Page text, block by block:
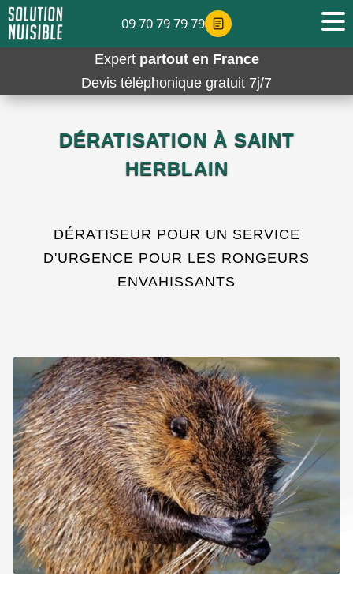
Expert partout en France
Devis téléphonique gratuit 7j/7
DÉRATISATION À SAINT
HERBLAIN
DÉRATISEUR POUR UN SERVICE
D'URGENCE POUR LES RONGEURS
ENVAHISSANTS
09 70 79 79 79